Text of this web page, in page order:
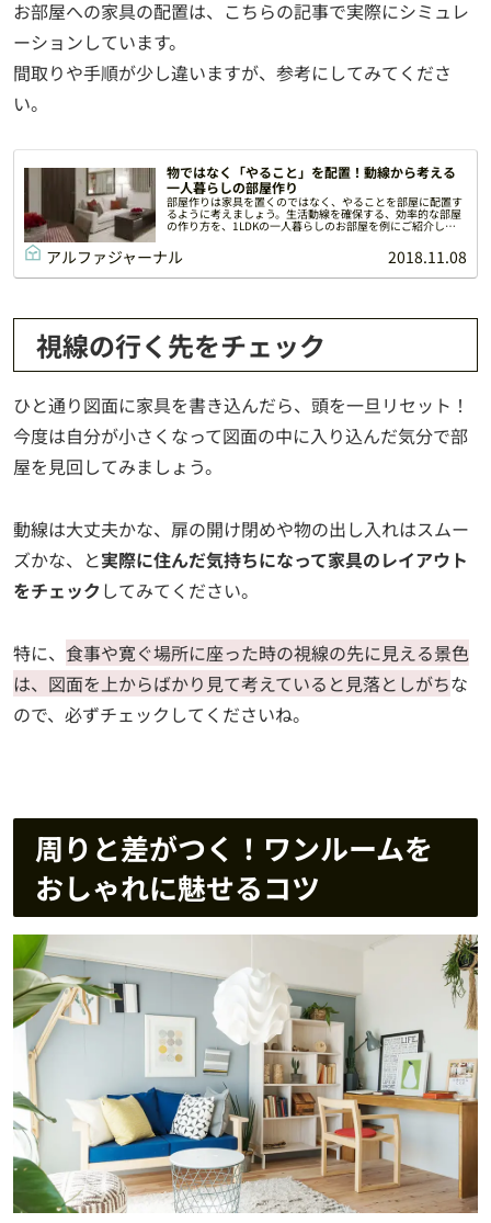
お部屋への家具の配置は、こちらの記事で実際にシミュレ
ーションしています。
間取りや手順が少し違いますが、参考にしてみてくださ
い。
物ではなく「やること」を配置！動線から考える
一人暮らしの部屋作り
部屋作りは家具を置くのではなく、やることを部屋に配置す
るように考えましょう。生活動線を確保する、効率的な部屋
の作り方を、1LDKの一人暮らしのお部屋を例にご紹介しま
アルファジャーナル 2018.11.08
視線の行く先をチェック
ひと通り図面に家具を書き込んだら、頭を一旦リセット！
今度は自分が小さくなって図面の中に入り込んだ気分で部
屋を見回してみましょう。
動線は大丈夫かな、扉の開け閉めや物の出し入れはスムー
ズかな、と実際に住んだ気持ちになって家具のレイアウト
をチェックしてみてください。
特に、 食事や寛ぐ場所に座った時の視線の先に見える景色
は、図面を上からばかり見て考えていると見落としがちな
ので、必ずチェックしてくださいね。
周りと差がつく！ワンルームを
おしゃれに魅せるコツ